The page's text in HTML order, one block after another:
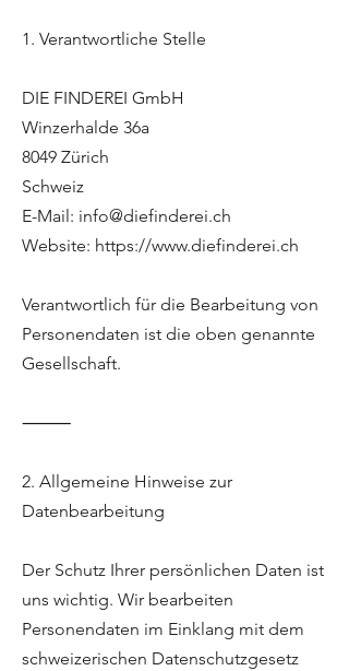
1. Verantwortliche Stelle
DIE FINDEREI GmbH
Winzerhalde 36a
8049 Zürich
Schweiz
E-Mail: info@diefinderei.ch
Website: https://www.diefinderei.ch
Verantwortlich für die Bearbeitung von
Personendaten ist die oben genannte
Gesellschaft.
⸻
2. Allgemeine Hinweise zur
Datenbearbeitung
Der Schutz Ihrer persönlichen Daten ist
uns wichtig. Wir bearbeiten
Personendaten im Einklang mit dem
schweizerischen Datenschutzgesetz